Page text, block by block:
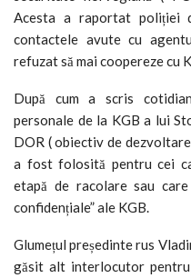
Acesta a raportat poliției
contactele avute cu
refuzat să mai coopereze cu
După cum a scris
personale de la KGB a lui
DOR ( obiectiv de
a fost folosită pentru cei
etapă de racolare sau
confidențiale” ale KGB.
Glumețul președinte rus
găsit alt interlocutor